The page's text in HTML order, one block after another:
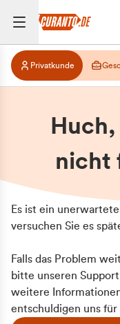
Privatkunde
nicht
Es ist ein
versuchen Sie es
Falls das Problem
bitte unseren
weitere
entschuldigen uns